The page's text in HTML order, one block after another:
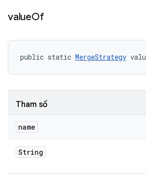
valueOf
public static MergeStrategy
Tham số
name
String